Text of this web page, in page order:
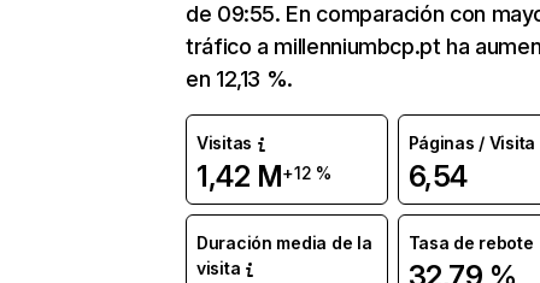
de 09:55. En comparación con
tráfico a millenniumbcp.pt ha
en 12,13 %.
Visitas
1,42 M+12 %
Páginas / Visita
6,54
Duración media de la
visita
Tasa de rebote